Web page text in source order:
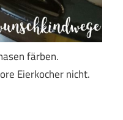
färben.
Eierkocher nicht.